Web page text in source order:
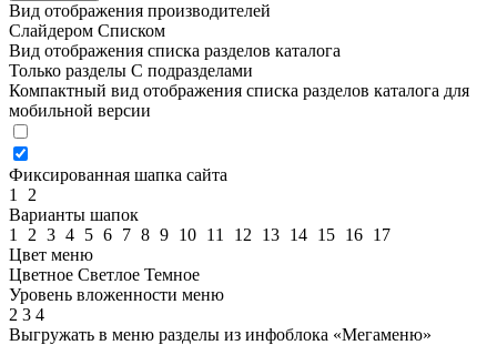
Вид отображения производителей
Слайдером Списком
Вид отображения списка разделов каталога
Только разделы С подразделами
Компактный вид отображения списка разделов каталога для
мобильной версии
Фиксированная шапка сайта
1
2
Варианты шапок
1
2 3 4 5 6 7 8 9 10 11 12 13 14 15 16 17
Цвет меню
Цветное Светлое Темное
Уровень вложенности меню
2 3 4
Выгружать в меню разделы из инфоблока «Мегаменю»